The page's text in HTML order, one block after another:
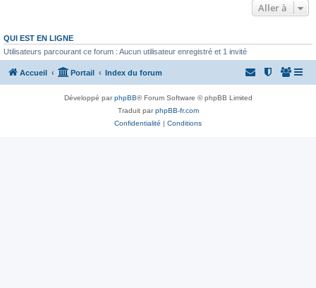
Aller à
QUI EST EN LIGNE
Utilisateurs parcourant ce forum : Aucun utilisateur enregistré et 1 invité
Accueil Portail Index du forum
Développé parphpBB® Forum Software © phpBB Limited
Traduit parphpBB-fr.com
Confidentialité | Conditions